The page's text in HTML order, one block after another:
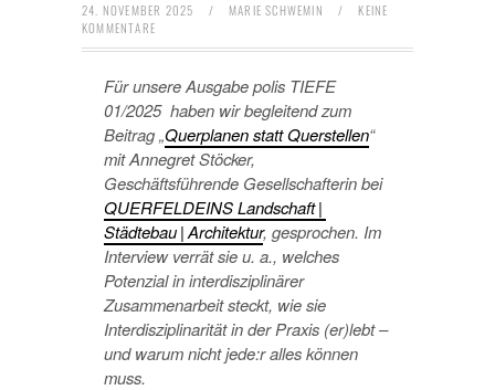
24. NOVEMBER 2025 / MARIE SCHWEMIN /
KEINE
KOMMENTARE
Für unsere Ausgabe polis TIEFE
01/2025 haben wir begleitend zum
Beitrag „Querplanen statt Querstellen“
mit Annegret Stöcker,
Geschäftsführende Gesellschafterin bei
QUERFELDEINS Landschaft |
Städtebau | Architektur, gesprochen. Im
Interview verrät sie u. a., welches
Potenzial in interdisziplinärer
Zusammenarbeit steckt, wie sie
Interdisziplinarität in der Praxis (er)lebt –
und warum nicht jede:r alles können
muss.